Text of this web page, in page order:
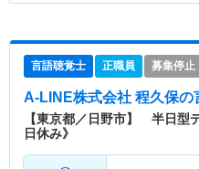
言語聴覚士 正職員 募集停止
A-LINE株式会社 程久保の
【東京都／日野市】 半日型
日休み》